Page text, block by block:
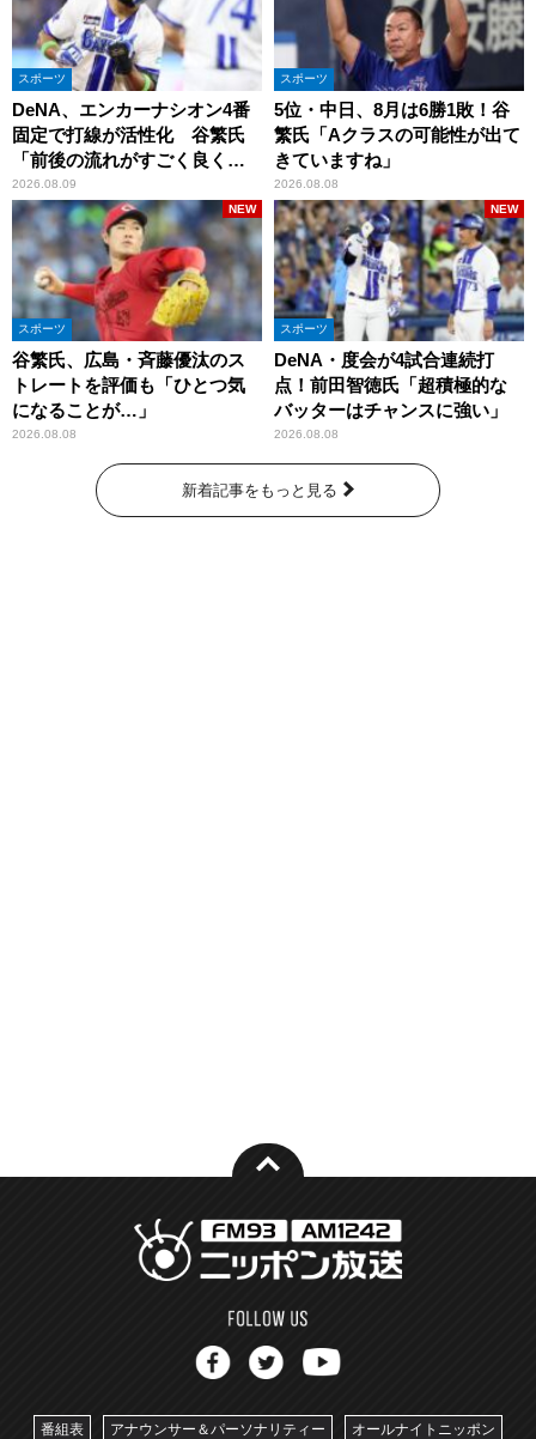
スポーツ
DeNA、エンカーナシオン4番
固定で打線が活性化 谷繁氏
「前後の流れがすごく良くな
りましたね」
2026.08.09
スポーツ
5位・中日、8月は6勝1敗！谷
繁氏「Aクラスの可能性が出て
きていますね」
2026.08.08
スポーツ
谷繁氏、広島・斉藤優汰のス
トレートを評価も「ひとつ気
になることが…」
2026.08.08
NEW
スポーツ
DeNA・度会が4試合連続打
点！前田智徳氏「超積極的な
バッターはチャンスに強い」
2026.08.08
NEW
新着記事をもっと見る
番組表 アナウンサー＆パーソナリティー オールナイトニッポン